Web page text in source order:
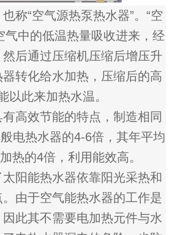
称“空气源热泵热水器”。“空
气中的低温热量吸收进来，经
后通过压缩机压缩后增压升
转化给水加热，压缩后的高
以此来加热水温。
高效节能的特点，制造相同
电热水器的4-6倍，其年平均
热的4倍，利用能效高。
阳能热水器依靠阳光采热和
由于空气能热水器的工作是
此其不需要电加热元件与水